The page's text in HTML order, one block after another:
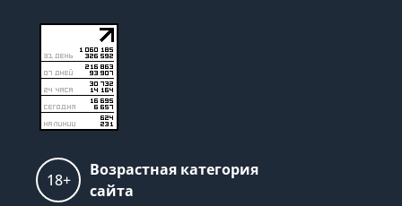
18+
Возрастная категория
сайта